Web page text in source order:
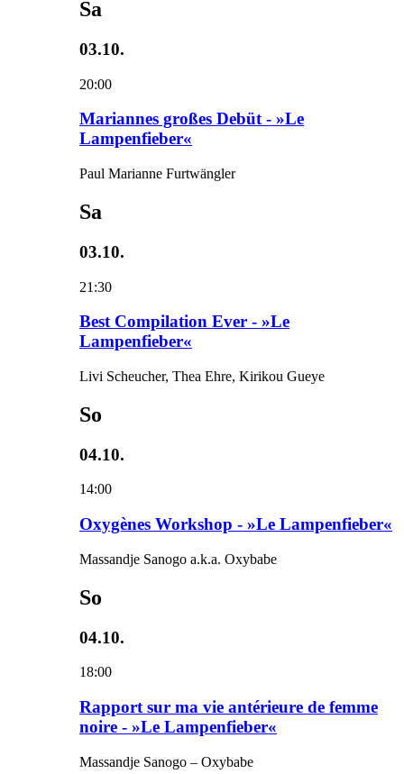
Sa
03.10.
20:00
Mariannes großes Debüt - »Le
Lampenfieber«
Paul Marianne Furtwängler
Sa
03.10.
21:30
Best Compilation Ever - »Le
Lampenfieber«
Livi Scheucher, Thea Ehre, Kirikou Gueye
So
04.10.
14:00
Oxygènes Workshop - »Le Lampenfieber«
Massandje Sanogo a.k.a. Oxybabe
So
04.10.
18:00
Rapport sur ma vie antérieure de femme
noire - »Le Lampenfieber«
Massandje Sanogo – Oxybabe